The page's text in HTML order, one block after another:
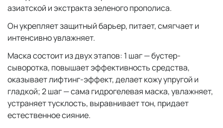
азиатской и экстракта зеленого прополиса.
Он укрепляет защитный барьер, питает, смягчает и
интенсивно увлажняет.
Маска состоит из двух этапов: 1 шаг — бустер-
сыворотка, повышает эффективность средства,
оказывает лифтинг-эффект, делает кожу упругой и
гладкой; 2 шаг — сама гидрогелевая маска, увлажняет,
устраняет тусклость, выравнивает тон, придает
естественное сияние.